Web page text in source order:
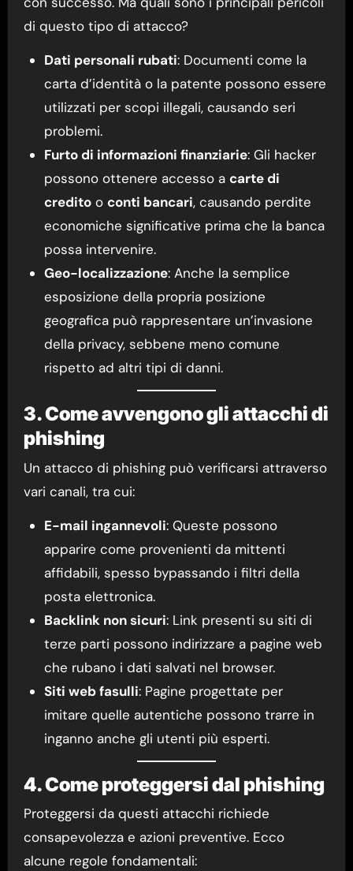
di questo tipo di attacco?
Dati personali rubati: Documenti come la
carta d’identità o la patente possono essere
utilizzati per scopi illegali, causando seri
problemi.
Furto di informazioni finanziarie: Gli hacker
possono ottenere accesso a carte di
creditoo conti bancari, causando perdite
economiche significative prima che la banca
possa intervenire.
Geo-localizzazione: Anche la semplice
esposizione della propria posizione
geografica può rappresentare un’invasione
della privacy, sebbene meno comune
rispetto ad altri tipi di danni.
3. Come avvengono gli attacchi di
phishing
Un attacco di phishing può verificarsi attraverso
vari canali, tra cui:
E-mail ingannevoli: Queste possono
apparire come provenienti da mittenti
affidabili, spesso bypassando i filtri della
posta elettronica.
Backlink non sicuri: Link presenti su siti di
terze parti possono indirizzare a pagine web
che rubano i dati salvati nel browser.
Siti web fasulli: Pagine progettate per
imitare quelle autentiche possono trarre in
inganno anche gli utenti più esperti.
4. Come proteggersi dal phishing
Proteggersi da questi attacchi richiede
consapevolezza e azioni preventive. Ecco
alcune regole fondamentali: